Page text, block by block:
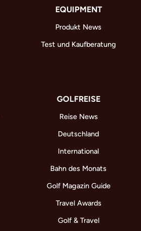
EQUIPMENT
Produkt News
Test und Kaufberatung
GOLFREISE
Reise News
Deutschland
International
Bahn des Monats
Golf Magazin Guide
Travel Awards
Golf & Travel